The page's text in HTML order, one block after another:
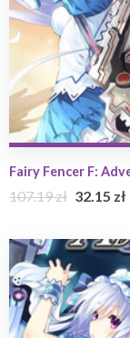
Fairy Fencer F:
107.19 zł 32.15 zł